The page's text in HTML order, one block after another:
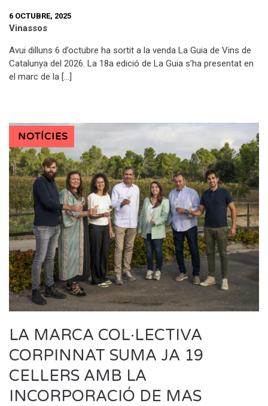
6 OCTUBRE, 2025
Vinassos
Avui dilluns 6 d’octubre ha sortit a la venda La Guia de Vins de
Catalunya del 2026. La 18a edició de La Guia s’ha presentat en
el marc de la […]
NOTÍCIES
LA MARCA COL·LECTIVA
CORPINNAT SUMA JA 19
CELLERS AMB LA
INCORPORACIÓ DE MAS